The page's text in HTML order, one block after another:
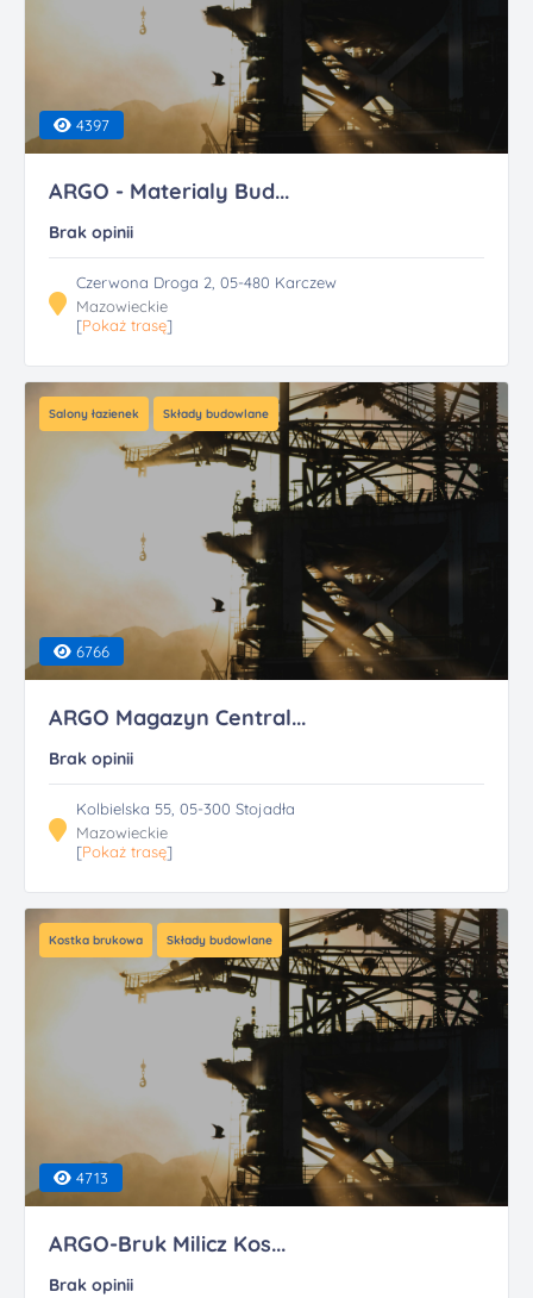
4397
ARGO - Materialy Bud...
Brak opinii
Czerwona Droga 2, 05-480 Karczew
Mazowieckie
[Pokaż trasę]
Salony łazienek Składy budowlane
6766
ARGO Magazyn Central...
Brak opinii
Kolbielska 55, 05-300 Stojadła
Mazowieckie
[Pokaż trasę]
Kostka brukowa Składy budowlane
4713
ARGO-Bruk Milicz Kos...
Brak opinii